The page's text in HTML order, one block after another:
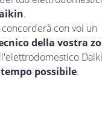
.
con voi un
della vostra
possibile.